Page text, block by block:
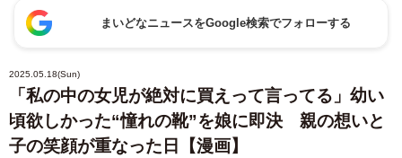
まいどなニュースをGoogle検索でフォローする
2025.05.18(Sun)
「私の中の女児が絶対に買えって言ってる」幼い
頃欲しかった“憧れの靴”を娘に即決 親の想いと
子の笑顔が重なった日【漫画】